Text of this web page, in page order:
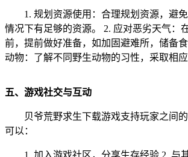
1. 规划资源使用：合理规划资源，避
情况下有足够的资源。 2. 应对恶劣天气：
前，提前做好准备，如加固避难所，储备
动物：了解不同野生动物的习性，采取相应
五、游戏社交与互动
贝爷荒野求生下载游戏支持玩家之间
可以：